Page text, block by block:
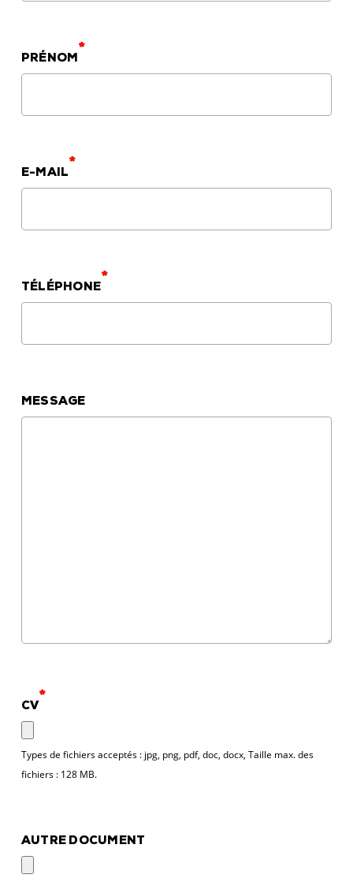
PRÉNOM
*
E-MAIL
*
TÉLÉPHONE
*
MESSAGE
CV
*
Types de fichiers acceptés : jpg, png, pdf, doc, docx, Taille max. des
fichiers : 128 MB.
AUTRE DOCUMENT